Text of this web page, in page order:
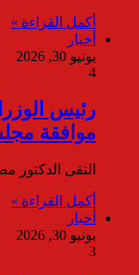
أكمل القراءة »
أخبار
يونيو 30, 2026
4
موافقة
التقى الدكتور
أكمل القراءة »
أخبار
يونيو 30, 2026
3